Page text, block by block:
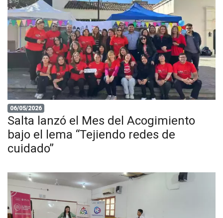
06/05/2026
Salta lanzó el Mes del Acogimiento
bajo el lema “Tejiendo redes de
cuidado”